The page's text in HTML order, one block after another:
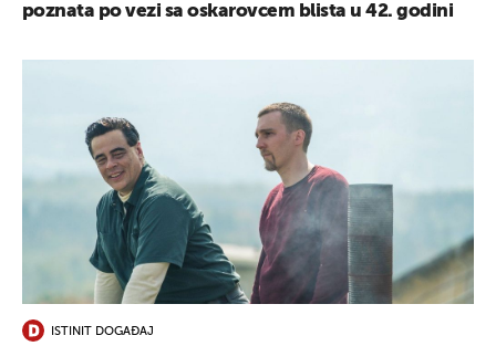
poznata po vezi sa oskarovcem blista u 42. godini
ISTINIT DOGAĐAJ
UKLJUČITE NOTIFIKACIJE